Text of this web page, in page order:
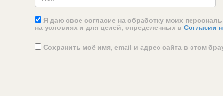
Я даю свое согласие на обработку моих
на условиях и для целей, определенных в Согласии
Сохранить моё имя, email и адрес сайта в этом